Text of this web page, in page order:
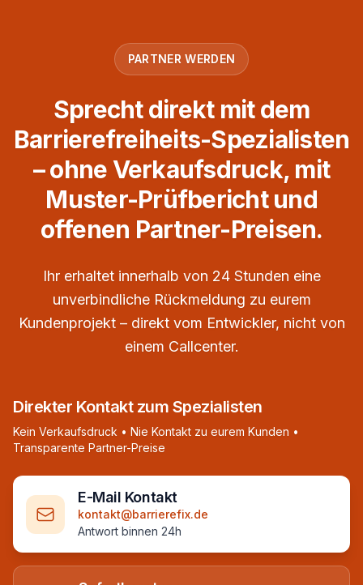
PARTNER WERDEN
Sprecht direkt mit dem
Barrierefreiheits-Spezialisten
– ohne Verkaufsdruck, mit
Muster-Prüfbericht und
offenen Partner-Preisen.
Ihr erhaltet innerhalb von 24 Stunden eine
unverbindliche Rückmeldung zu eurem
Kundenprojekt – direkt vom Entwickler, nicht von
einem Callcenter.
Direkter Kontakt zum Spezialisten
Kein Verkaufsdruck • Nie Kontakt zu eurem Kunden •
Transparente Partner-Preise
E-Mail Kontakt
kontakt@barrierefix.de
Antwort binnen 24h